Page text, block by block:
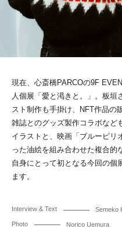
現在、心斎橋PARCOの9F
人個展「愛と渇きと。」。板垣
スト制作も手掛け、NFT作品の
雑誌とのグッズ製作コラボなど
イラストと、映画「ブルーピリ
った油絵を組み合わせた複合的
自身にとって初となる今回の個
ます。
Interview & Text Semeko
Photo Norico Uemura